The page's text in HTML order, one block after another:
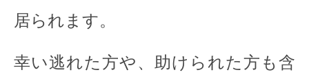
居られます。
幸い逃れた方や、助けられた方も含